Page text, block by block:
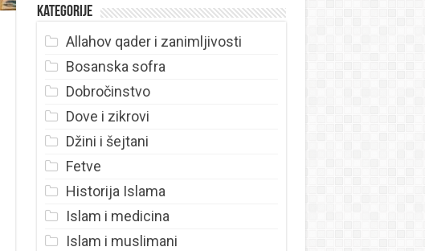
Kategorije
Allahov qader i zanimljivosti
Bosanska sofra
Dobročinstvo
Dove i zikrovi
Džini i šejtani
Fetve
Historija Islama
Islam i medicina
Islam i muslimani